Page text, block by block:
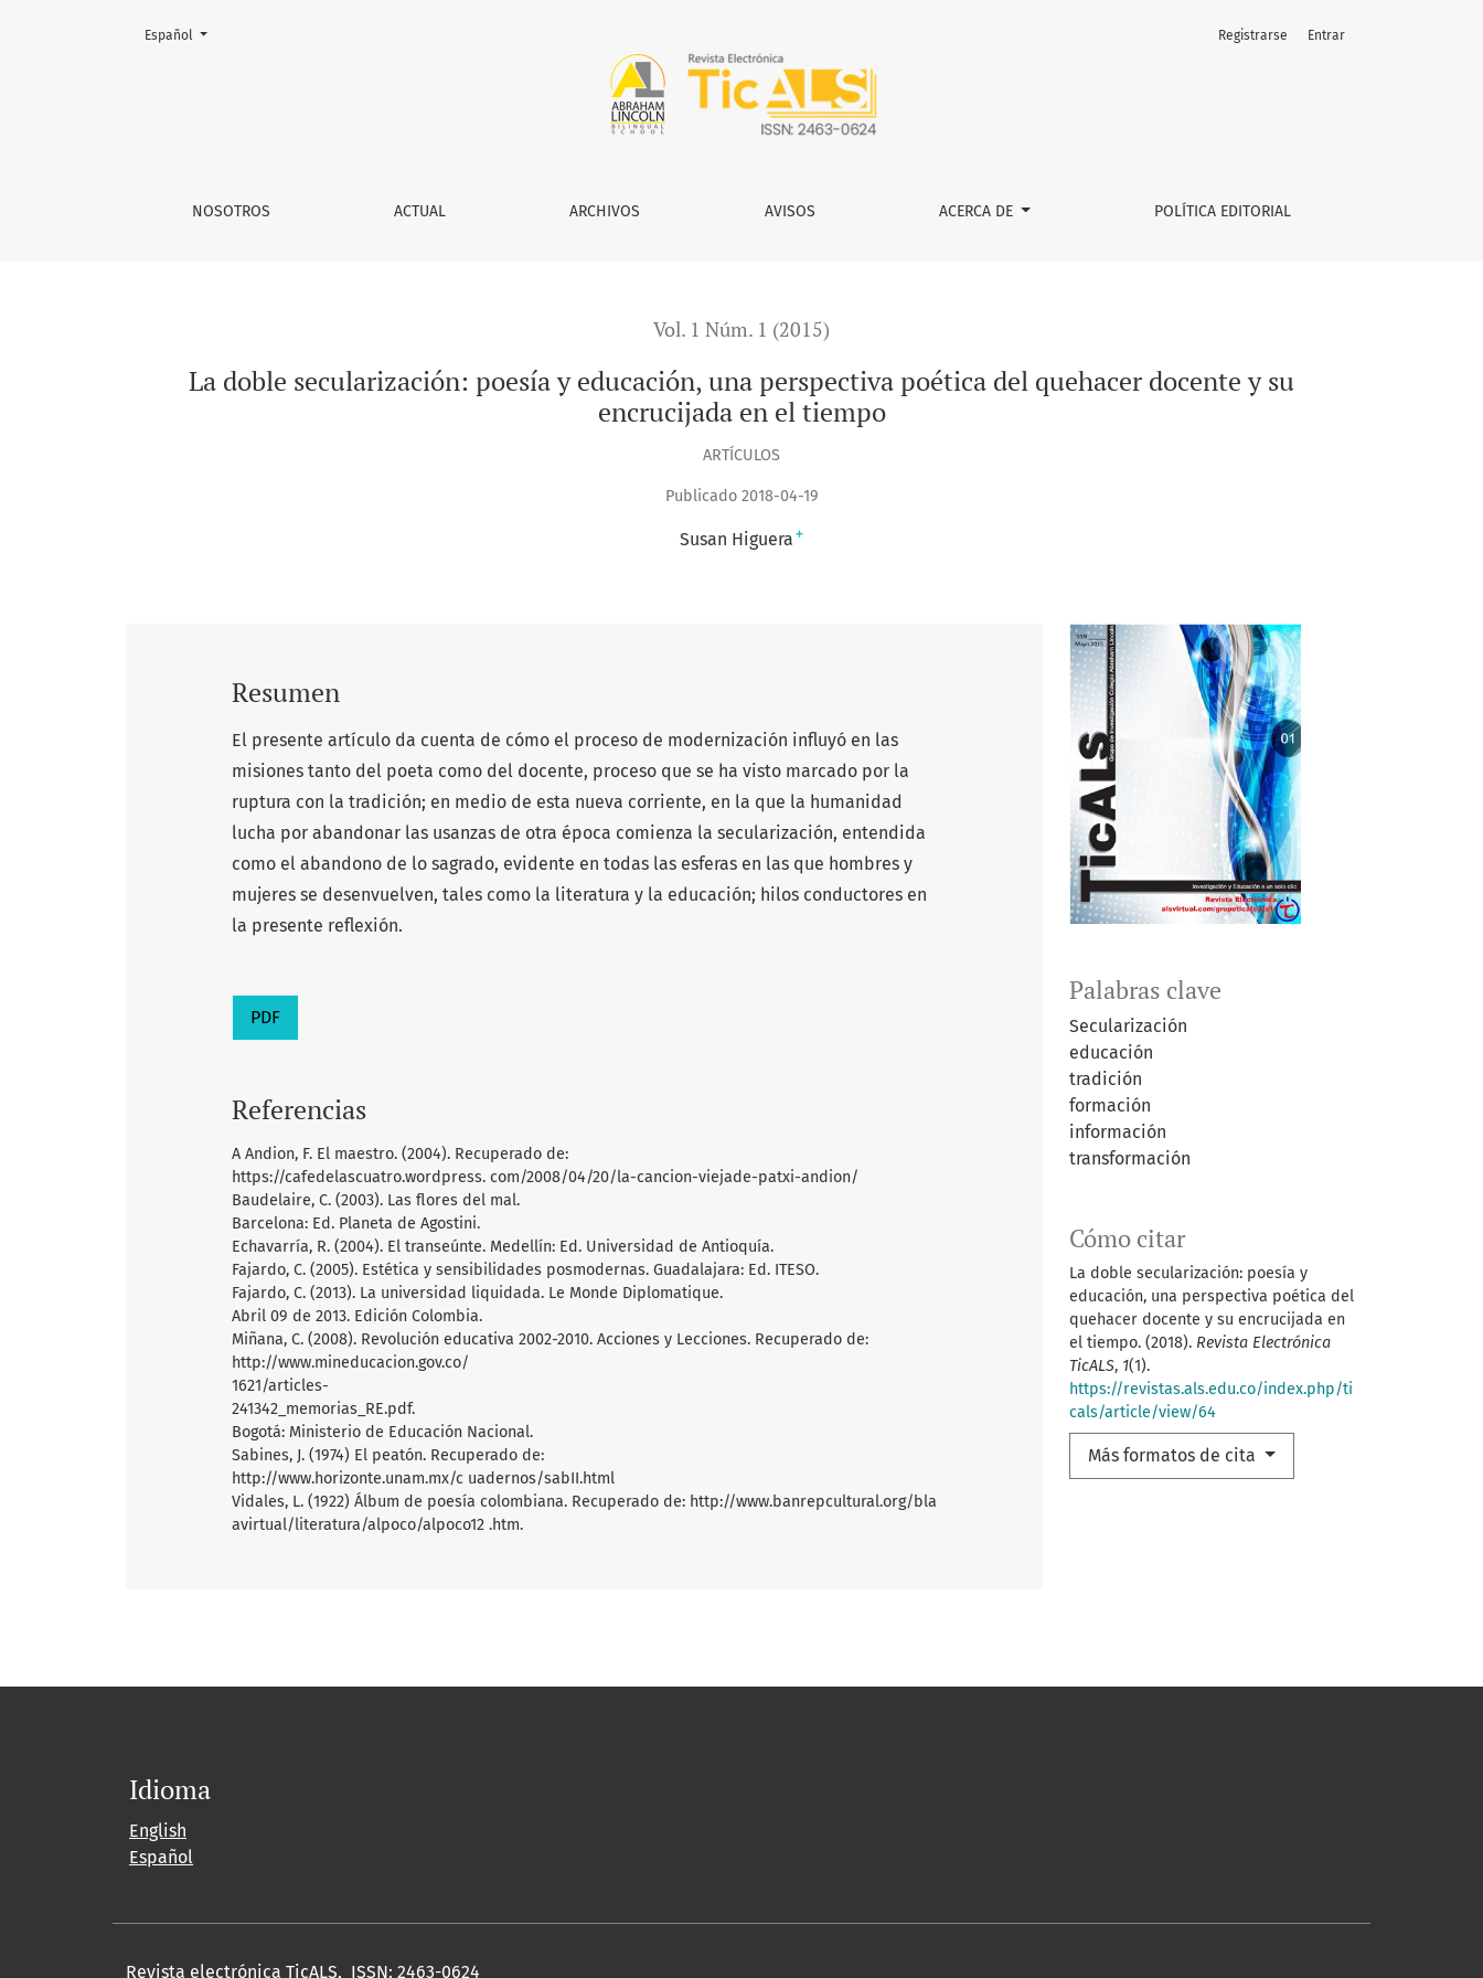
La doble secularización: poesía y educación, una perspectiva poética del quehacer docente y su encrucijada en el tiempo
NOSOTROS ACTUAL ARCHIVOS AVISOS ACERCA DE POLÍTICA EDITORIAL
Registrarse Entrar
Cambiar el idioma. El actual es:
Español
Vol. 1 Núm. 1 (2015)
La doble secularización: poesía y educación, una perspectiva poética del quehacer docente y su
encrucijada en el tiempo
ARTÍCULOS
Publicado 2018-04-19
Susan Higuera +
Palabras clave
Secularización
educación
tradición
formación
información
transformación
Cómo citar
La doble secularización: poesía y
educación, una perspectiva poética del
quehacer docente y su encrucijada en
el tiempo. (2018). Revista Electrónica
TicALS, 1(1).
https://revistas.als.edu.co/index.php/ti
cals/article/view/64
Más formatos de cita
Resumen
El presente artículo da cuenta de cómo el proceso de modernización influyó en las
misiones tanto del poeta como del docente, proceso que se ha visto marcado por la
ruptura con la tradición; en medio de esta nueva corriente, en la que la humanidad
lucha por abandonar las usanzas de otra época comienza la secularización, entendida
como el abandono de lo sagrado, evidente en todas las esferas en las que hombres y
mujeres se desenvuelven, tales como la literatura y la educación; hilos conductores en
la presente reflexión.
PDF
Referencias
A Andion, F. El maestro. (2004). Recuperado de:
https://cafedelascuatro.wordpress. com/2008/04/20/la-cancion-viejade-patxi-andion/
Baudelaire, C. (2003). Las flores del mal.
Barcelona: Ed. Planeta de Agostini.
Echavarría, R. (2004). El transeúnte. Medellín: Ed. Universidad de Antioquía.
Fajardo, C. (2005). Estética y sensibilidades posmodernas. Guadalajara: Ed. ITESO.
Fajardo, C. (2013). La universidad liquidada. Le Monde Diplomatique.
Abril 09 de 2013. Edición Colombia.
Miñana, C. (2008). Revolución educativa 2002-2010. Acciones y Lecciones. Recuperado de:
http://www.mineducacion.gov.co/
1621/articles-
241342_memorias_RE.pdf.
Bogotá: Ministerio de Educación Nacional.
Sabines, J. (1974) El peatón. Recuperado de:
http://www.horizonte.unam.mx/c uadernos/sabII.html
Vidales, L. (1922) Álbum de poesía colombiana. Recuperado de: http://www.banrepcultural.org/bla
avirtual/literatura/alpoco/alpoco12 .htm.
Idioma
English
Español
Revista electrónica TicALS, ISSN: 2463-0624